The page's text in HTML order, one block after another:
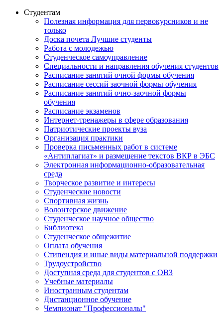
Студентам
Полезная информация для первокурсников и не
только
Доска почета Лучшие студенты
Работа с молодежью
Студенческое самоуправление
Специальности и направления обучения студентов
Расписание занятий очной формы обучения
Расписание сессий заочной формы обучения
Расписание занятий очно-заочной формы
обучения
Расписание экзаменов
Интернет-тренажеры в сфере образования
Патриотические проекты вуза
Организация практики
Проверка письменных работ в системе
«Антиплагиат» и размещение текстов ВКР в ЭБС
Электронная информационно-образовательная
среда
Творческое развитие и интересы
Студенческие новости
Спортивная жизнь
Волонтерское движение
Студенческое научное общество
Библиотека
Студенческое общежитие
Оплата обучения
Стипендия и иные виды материальной поддержки
Трудоустройство
Доступная среда для студентов с ОВЗ
Учебные материалы
Иностранным студентам
Дистанционное обучение
Чемпионат "Профессионалы"